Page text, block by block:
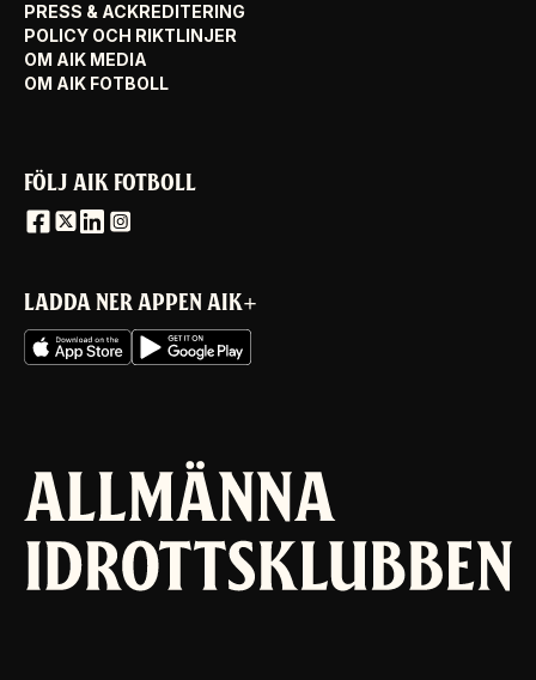
PRESS & ACKREDITERING
POLICY OCH RIKTLINJER
OM AIK MEDIA
OM AIK FOTBOLL
FÖLJ AIK FOTBOLL
LADDA NER APPEN AIK+